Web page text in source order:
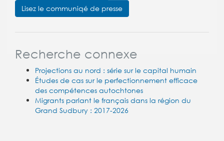
Lisez le communiqé de presse
Recherche connexe
Projections au nord : série sur le capital humain
Études de cas sur le perfectionnement efficace
des compétences autochtones
Migrants parlant le français dans la région du
Grand Sudbury : 2017-2026